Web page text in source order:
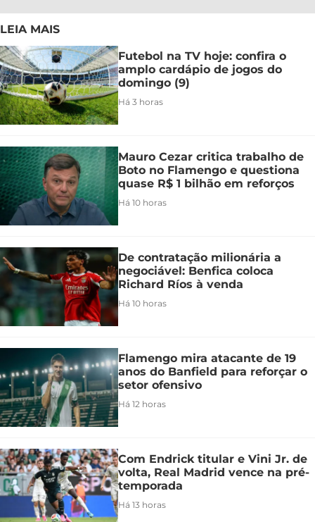
LEIA MAIS
Futebol na TV hoje: confira o
amplo cardápio de jogos do
domingo (9)
Há 3 horas
Mauro Cezar critica trabalho de
Boto no Flamengo e questiona
quase R$ 1 bilhão em reforços
Há 10 horas
De contratação milionária a
negociável: Benfica coloca
Richard Ríos à venda
Há 10 horas
Flamengo mira atacante de 19
anos do Banfield para reforçar o
setor ofensivo
Há 12 horas
Com Endrick titular e Vini Jr. de
volta, Real Madrid vence na pré-
temporada
Há 13 horas